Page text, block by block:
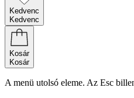
Kedvenc
Kedvenc
Kosár
Kosár
A menü utolsó eleme. Az Esc